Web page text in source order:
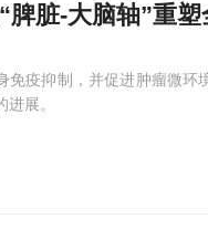
脾脏-大脑轴”重
疫抑制，并促进肿瘤微环
展。